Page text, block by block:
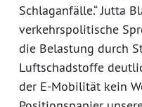
Schlaganfälle.“ Jutta
verkehrspolitische
die Belastung durch
Luftschadstoffe
der E-Mobilität kein